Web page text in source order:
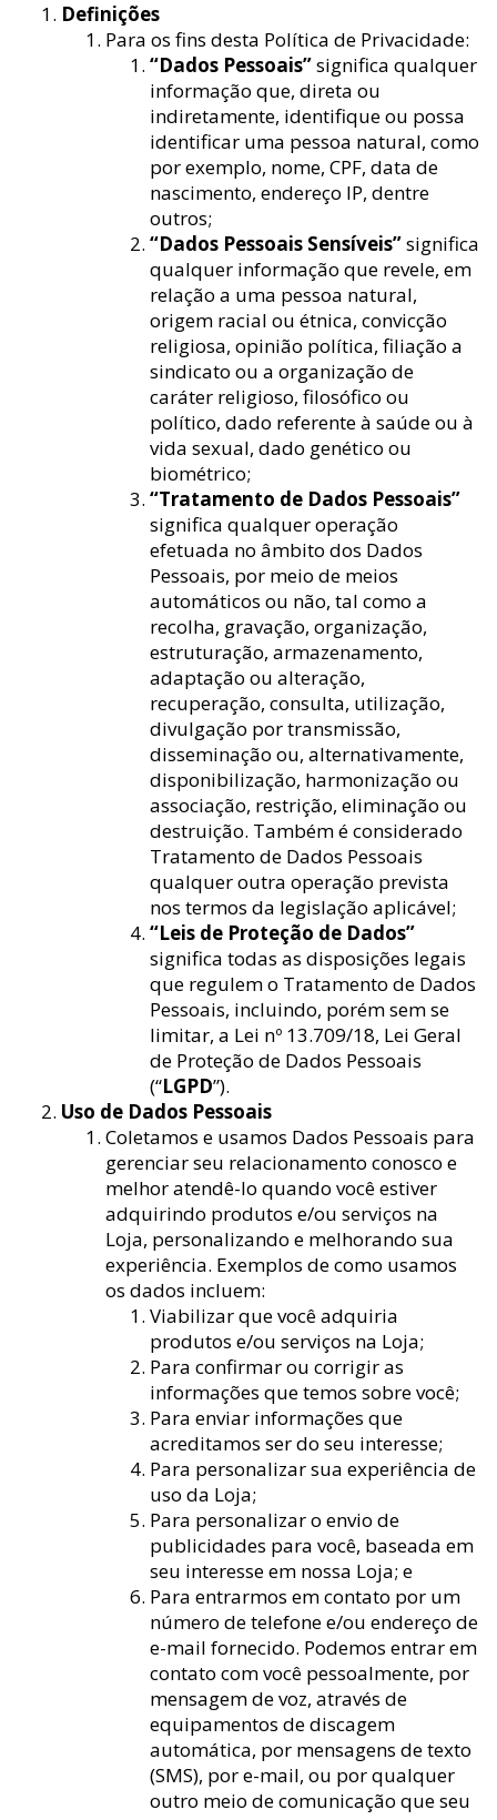
Definições
Para os fins desta Política de Privacidade:
“Dados Pessoais”significa qualquer
informação que, direta ou
indiretamente, identifique ou possa
identificar uma pessoa natural, como
por exemplo, nome, CPF, data de
nascimento, endereço IP, dentre
outros;
“Dados Pessoais Sensíveis”significa
qualquer informação que revele, em
relação a uma pessoa natural,
origem racial ou étnica, convicção
religiosa, opinião política, filiação a
sindicato ou a organização de
caráter religioso, filosófico ou
político, dado referente à saúde ou à
vida sexual, dado genético ou
biométrico;
“Tratamento de Dados Pessoais”
significa qualquer operação
efetuada no âmbito dos Dados
Pessoais, por meio de meios
automáticos ou não, tal como a
recolha, gravação, organização,
estruturação, armazenamento,
adaptação ou alteração,
recuperação, consulta, utilização,
divulgação por transmissão,
disseminação ou, alternativamente,
disponibilização, harmonização ou
associação, restrição, eliminação ou
destruição. Também é considerado
Tratamento de Dados Pessoais
qualquer outra operação prevista
nos termos da legislação aplicável;
“Leis de Proteção de Dados”
significa todas as disposições legais
que regulem o Tratamento de Dados
Pessoais, incluindo, porém sem se
limitar, a Lei nº 13.709/18, Lei Geral
de Proteção de Dados Pessoais
(“LGPD”).
Uso de Dados Pessoais
Coletamos e usamos Dados Pessoais para
gerenciar seu relacionamento conosco e
melhor atendê-lo quando você estiver
adquirindo produtos e/ou serviços na
Loja, personalizando e melhorando sua
experiência. Exemplos de como usamos
os dados incluem:
Viabilizar que você adquiria
produtos e/ou serviços na Loja;
Para confirmar ou corrigir as
informações que temos sobre você;
Para enviar informações que
acreditamos ser do seu interesse;
Para personalizar sua experiência de
uso da Loja;
Para personalizar o envio de
publicidades para você, baseada em
seu interesse em nossa Loja; e
Para entrarmos em contato por um
número de telefone e/ou endereço de
e-mail fornecido. Podemos entrar em
contato com você pessoalmente, por
mensagem de voz, através de
equipamentos de discagem
automática, por mensagens de texto
(SMS), por e-mail, ou por qualquer
outro meio de comunicação que seu